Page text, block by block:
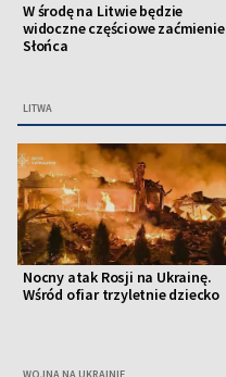
W środę na Litwie będzie
widoczne częściowe zaćmienie
Słońca
LITWA
Nocny atak Rosji na Ukrainę.
Wśród ofiar trzyletnie dziecko